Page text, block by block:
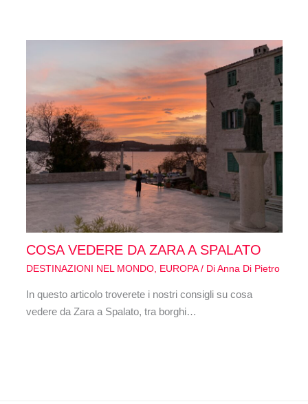
COSA VEDERE DA ZARA A SPALATO
DESTINAZIONI NEL MONDO, EUROPA/ DiAnna Di Pietro
In questo articolo troverete i nostri consigli su cosa
vedere da Zara a Spalato, tra borghi…